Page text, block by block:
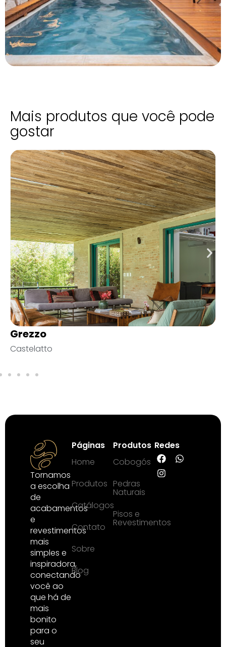
Mais produtos que você pode
gostar
Graffiatura Largo Carbone
Vivarte
Tornamos
a escolha
de
acabamentos
e
revestimentos
mais
simples e
inspiradora,
conectando
você ao
que há de
mais
bonito
para o
seu
Páginas
Home
Produtos
Catálogos
Contato
Sobre
Blog
Produtos
Cobogós
Pedras
Naturais
Pisos e
Revestimentos
Redes